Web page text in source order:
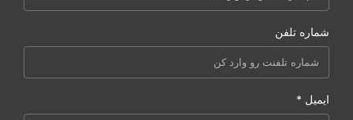
شماره تلفن
ایمیل *